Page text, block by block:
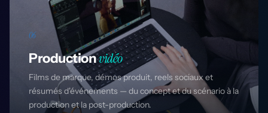
06
Productionvidéo
Films de marque, démos produit, reels sociaux et
résumés d'événements — du concept et du scénario à la
production et la post-production.